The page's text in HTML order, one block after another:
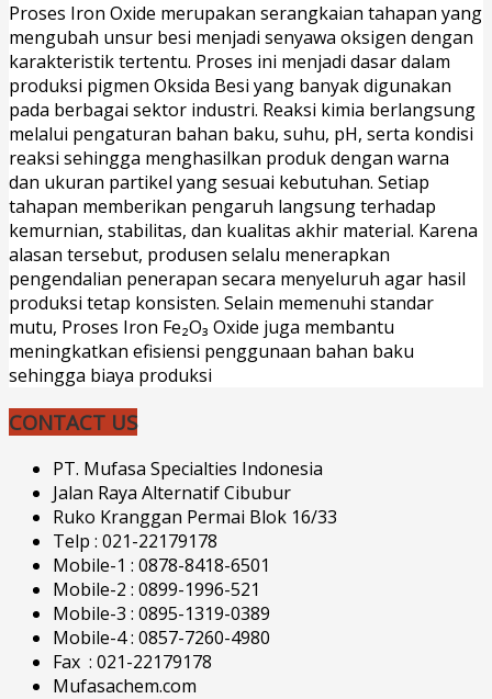
Proses Iron Oxide merupakan serangkaian tahapan yang
mengubah unsur besi menjadi senyawa oksigen dengan
karakteristik tertentu. Proses ini menjadi dasar dalam
produksi pigmen Oksida Besi yang banyak digunakan
pada berbagai sektor industri. Reaksi kimia berlangsung
melalui pengaturan bahan baku, suhu, pH, serta kondisi
reaksi sehingga menghasilkan produk dengan warna
dan ukuran partikel yang sesuai kebutuhan. Setiap
tahapan memberikan pengaruh langsung terhadap
kemurnian, stabilitas, dan kualitas akhir material. Karena
alasan tersebut, produsen selalu menerapkan
pengendalian penerapan secara menyeluruh agar hasil
produksi tetap konsisten. Selain memenuhi standar
mutu, Proses Iron Fe₂O₃ Oxide juga membantu
meningkatkan efisiensi penggunaan bahan baku
sehingga biaya produksi
CONTACT US
PT. Mufasa Specialties Indonesia
Jalan Raya Alternatif Cibubur
Ruko Kranggan Permai Blok 16/33
Telp : 021-22179178
Mobile-1 : 0878-8418-6501
Mobile-2 : 0899-1996-521
Mobile-3 : 0895-1319-0389
Mobile-4 : 0857-7260-4980
Fax : 021-22179178
Mufasachem.com